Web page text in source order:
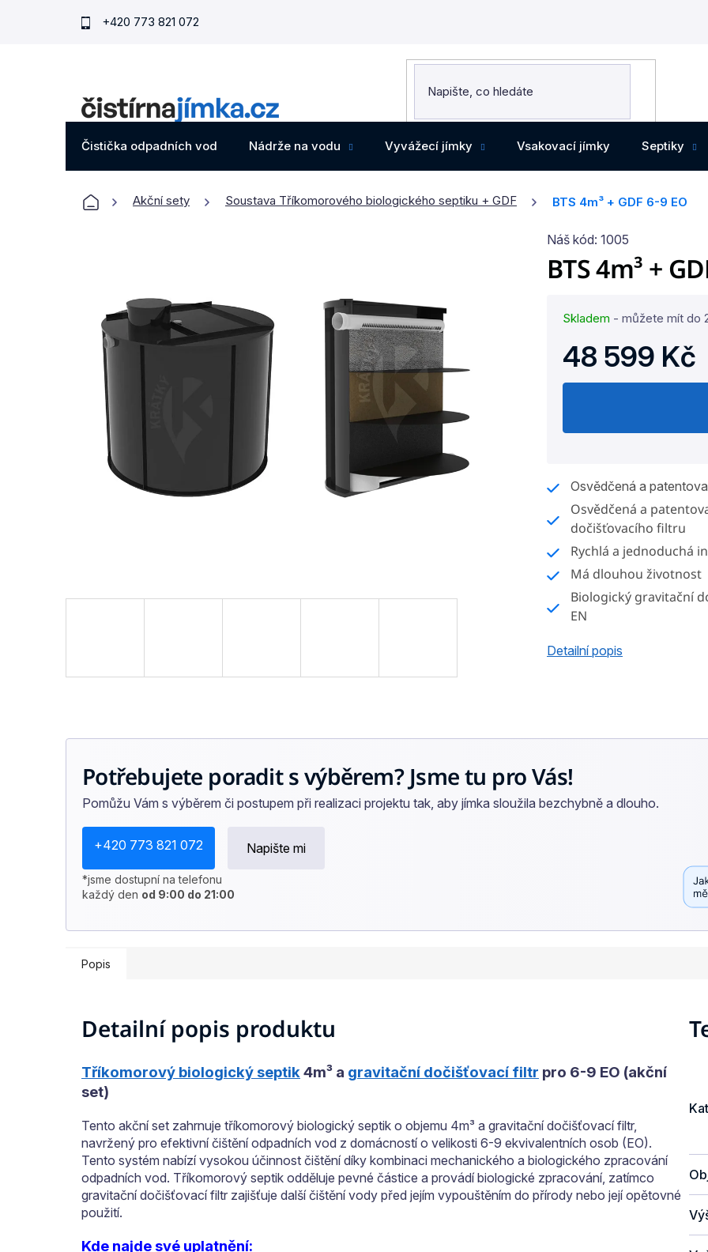
+420 773 821 072
Čistička odpadních vod Nádrže na vodu Vyvážecí jímky Vsakovací jímky Septiky
Domů Akční sety Soustava Tříkomorového biologického septiku + GDF BTS 4m³ + GDF 6-9 EO
Náš kód: 1005
BTS 4m³ +
Skladem - můžete mít do
48 599 Kč
Osvědčená a
Osvědčená a
dočišťovacího filtru
Rychlá a jednoduchá
Má dlouhou životnost
Biologický gravitační
EN
Detailní popis
Potřebujete poradit s výběrem? Jsme tu pro Vás!
Pomůžu Vám s výběrem či postupem při realizaci projektu tak, aby jímka sloužila bezchybně a dlouho.
+420 773 821 072 Napište mi
*jsme dostupní na telefonu
každý den od 9:00 do 21:00
Popis
Detailní popis produktu
Tříkomorový biologický septik4m³ a gravitační dočišťovací filtr pro 6-9 EO (akční
set)
Tento akční set zahrnuje tříkomorový biologický septik o objemu 4m³ a gravitační dočišťovací filtr,
navržený pro efektivní čištění odpadních vod z domácností o velikosti 6-9 ekvivalentních osob (EO).
Tento systém nabízí vysokou účinnost čištění díky kombinaci mechanického a biologického zpracování
odpadních vod. Tříkomorový septik odděluje pevné částice a provádí biologické zpracování, zatímco
gravitační dočišťovací filtr zajišťuje další čištění vody před jejím vypouštěním do přírody nebo její opětovné
použití.
Kde najde své uplatnění: